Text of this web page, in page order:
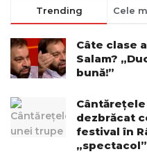
Trending Cele
Câte clase
Salam?
bună!”
dezbrăcat
festival în
„spectacol”